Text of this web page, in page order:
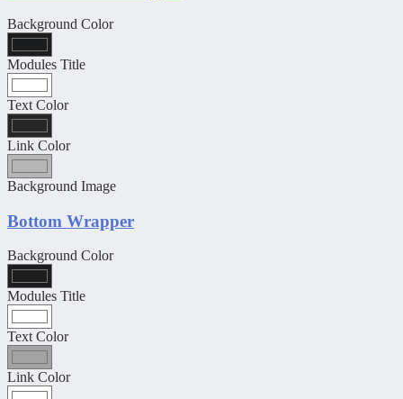
Background Color
Modules Title
Text Color
Link Color
Background Image
Bottom Wrapper
Background Color
Modules Title
Text Color
Link Color